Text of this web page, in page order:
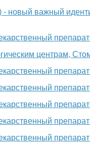
новый важный
центрам,
препарат